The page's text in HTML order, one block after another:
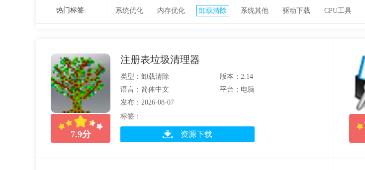
热门标签: 系统优化 内存优化 卸载清除 系统其他 驱动下载 CPU工具
7.9分
注册表垃圾清理器
类型：卸载清除
版本：2.14
语言：简体中文
平台：电脑
发布：2026-08-07
标签：
资源下载